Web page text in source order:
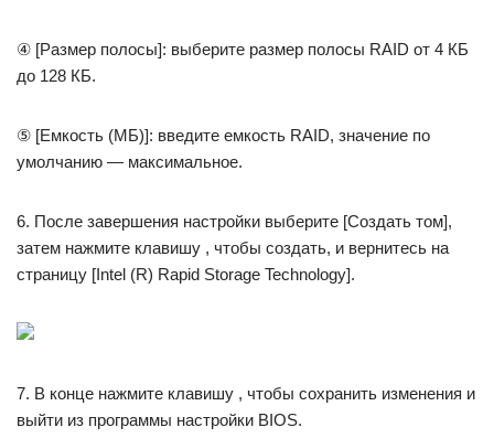
④ [Размер полосы]: выберите размер полосы RAID от 4 КБ
до 128 КБ.
⑤ [Емкость (МБ)]: введите емкость RAID, значение по
умолчанию — максимальное.
6. После завершения настройки выберите [Создать том],
затем нажмите клавишу , чтобы создать, и вернитесь на
страницу [Intel (R) Rapid Storage Technology].
7. В конце нажмите клавишу , чтобы сохранить изменения и
выйти из программы настройки BIOS.